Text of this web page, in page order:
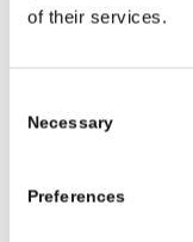
of their services.
Selection
Necessary
Preferences
processi